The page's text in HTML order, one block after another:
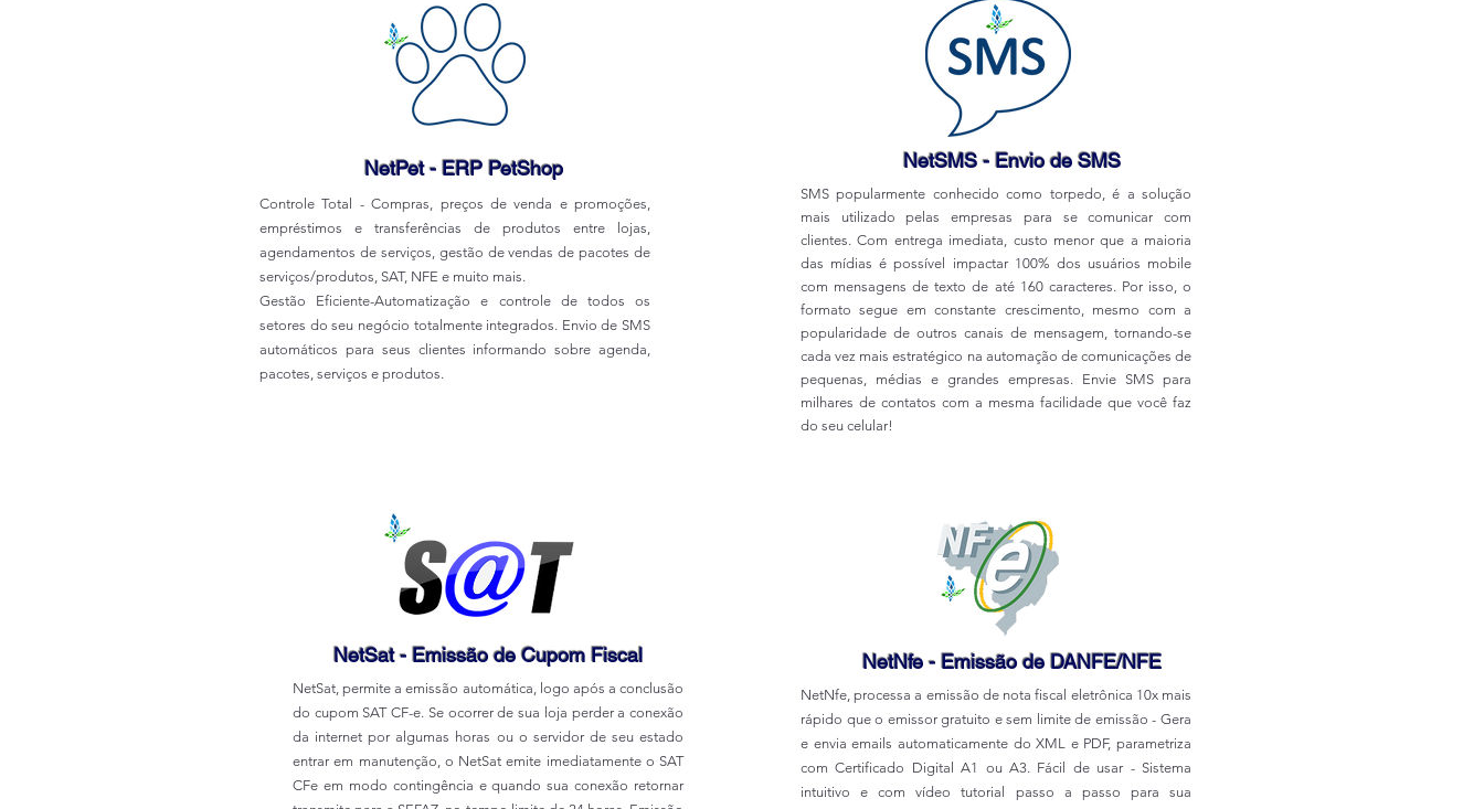
NetSMS - Envio de SMS
SMS popularmente conhecido como torpedo, é a solução
mais utilizado pelas empresas para se comunicar com
clientes. Com entrega imediata, custo menor que a maioria
das mídias é possível impactar 100% dos usuários mobile
com mensagens de texto de até 160 caracteres. Por isso, o
formato segue em constante crescimento, mesmo com a
popularidade de outros canais de mensagem, tornando-se
cada vez mais estratégico na automação de comunicações de
pequenas, médias e grandes empresas. Envie SMS para
milhares de contatos com a mesma facilidade que você faz
do seu celular!
NetPet - ERP PetShop
Controle Total - Compras, preços de venda e promoções,
empréstimos e transferências de produtos entre lojas,
agendamentos de serviços, gestão de vendas de pacotes de
serviços/produtos, SAT, NFE e muito mais.
Gestão Eficiente-Automatização e controle de todos os
setores do seu negócio totalmente integrados. Envio de SMS
automáticos para seus clientes informando sobre agenda,
pacotes, serviços e produtos.
NetSat - Emissão de Cupom Fiscal
NetSat, permite a emissão automática, logo após a conclusão
do cupom SAT CF-e. Se ocorrer de sua loja perder a conexão
da internet por algumas horas ou o servidor de seu estado
entrar em manutenção, o NetSat emite imediatamente o SAT
CFe em modo contingência e quando sua conexão retornar
NetNfe - Emissão de DANFE/NFE
NetNfe, processa a emissão de nota fiscal eletrônica 10x mais
rápido que o emissor gratuito e sem limite de emissão - Gera
e envia emails automaticamente do XML e PDF, parametriza
com Certificado Digital A1 ou A3. Fácil de usar - Sistema
intuitivo e com vídeo tutorial passo a passo para sua